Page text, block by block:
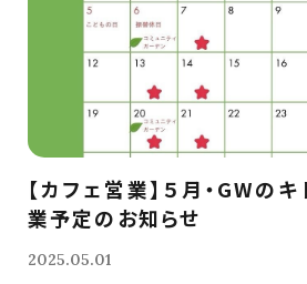
【カフェ営業】５月・GWの
業予定のお知らせ
2025.05.01